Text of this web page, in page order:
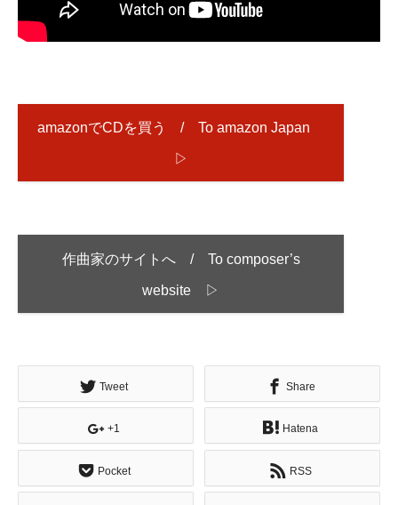
amazonでCDを買う / To amazon Japan
▷
作曲家のサイトへ / To composer’s
website ▷
Tweet Share
+1 Hatena
Pocket RSS